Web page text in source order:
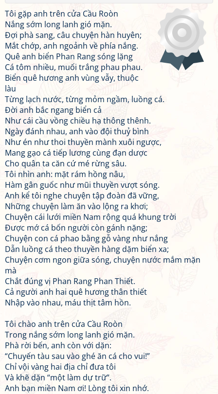
Tôi gặp anh trên cửa Cầu Roòn
Nắng sớm long lanh gió mặn.
Đợi phà sang, câu chuyện hàn huyên;
Mắt chớp, anh ngoảnh về phía nắng.
Quê anh biển Phan Rang sóng lặng
Cá tôm nhiều, muối trắng phau phau.
Biển quê hương anh vùng vẫy, thuộc
làu
Từng lạch nước, từng mỏm ngầm, luồng cá.
Đời anh bắc ngang biển cả
Như cái cầu vồng chiều hạ thông thênh.
Ngày đánh nhau, anh vào đội thuỷ bình
Như én như thoi thuyền mành xuôi ngược,
Mang gạo cá tiếp lương cùng đạn dược
Cho quân ta căn cứ mé rừng sâu.
Tôi nhìn anh: mặt rám hồng nâu,
Hàm gân guốc như mũi thuyền vượt sóng.
Anh kể tôi nghe chuyện tập đoàn đã vững,
Những chuyện làm ăn vào lộng ra khơi;
Chuyện cái lưới miền Nam rộng quá khung trời
Được mớ cá bốn người còn gánh nặng;
Chuyện con cá phao bằng gỗ vàng như nắng
Dẫn luồng cá theo thuyền hàng dặm biển xa;
Chuyện cơm ngon giữa sóng, chuyện nước mắm mặn
mà
Chắt đúng vị Phan Rang Phan Thiết.
Cả người anh hai quê hương thân thiết
Nhập vào nhau, máu thịt tâm hồn.
Tôi chào anh trên cửa Cầu Roòn
Trong nắng sớm long lanh gió mặn.
Phà rời bến, anh còn với dặn:
“Chuyến tàu sau vào ghé ăn cá cho vui!”
Chỉ vội vàng hai địa chỉ đưa tôi
Và khẽ dặn “một làm dự trữ”.
Anh bạn miền Nam ơi! Lòng tôi xin nhớ.